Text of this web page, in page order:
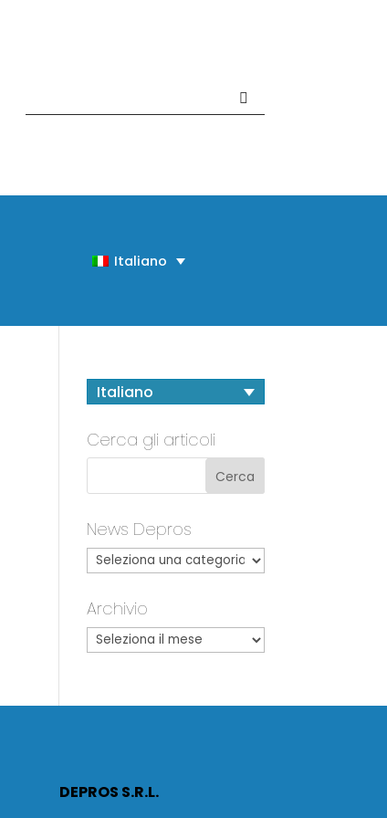
Italiano
Italiano
Cerca gli articoli
News Depros
Archivio
DEPROS S.R.L.